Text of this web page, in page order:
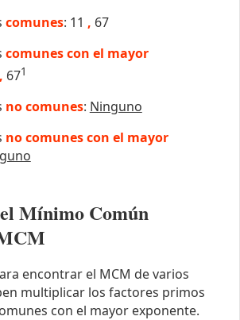
comunes: 11 , 67
comunes con el mayor
, 671
no comunes: Ninguno
no comunes con el mayor
Mínimo Común
encontrar el MCM de varios
multiplicar los factores primos
con el mayor exponente.